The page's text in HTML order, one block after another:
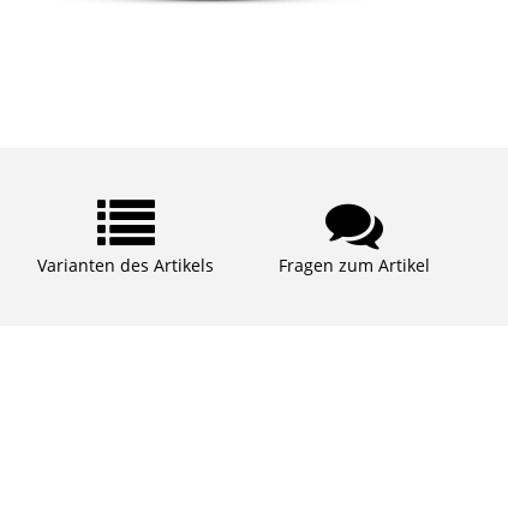
Varianten des Artikels Fragen zum Artikel